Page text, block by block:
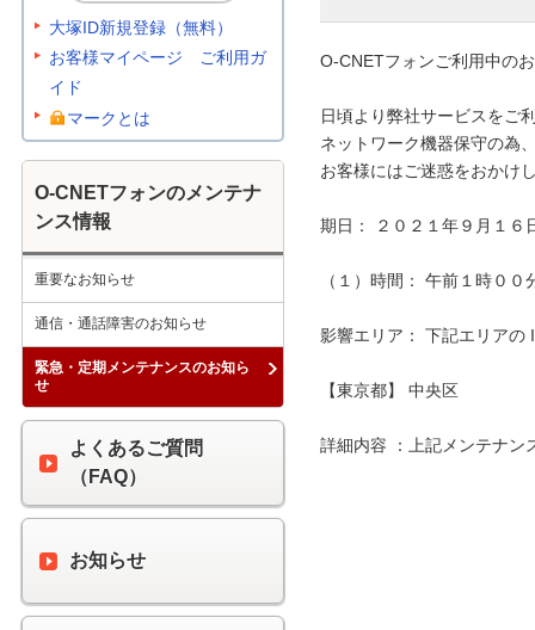
O-CNETフォンご利用中の
日頃より弊社サービスをご
ネットワーク機器保守の為
お客様にはご迷惑をおかけ
期日： ２０２１年９月１６
（１）時間： 午前１時０
影響エリア： 下記エリアの
【東京都】 中央区
詳細内容 ：上記メンテナン
大塚ID新規登録（無料）
お客様マイページ ご利用ガ
イド
マークとは
O-CNETフォンのメンテナ
ンス情報
重要なお知らせ
通信・通話障害のお知らせ
緊急・定期メンテナンスのお知ら
せ
よくあるご質問
（FAQ）
お知らせ